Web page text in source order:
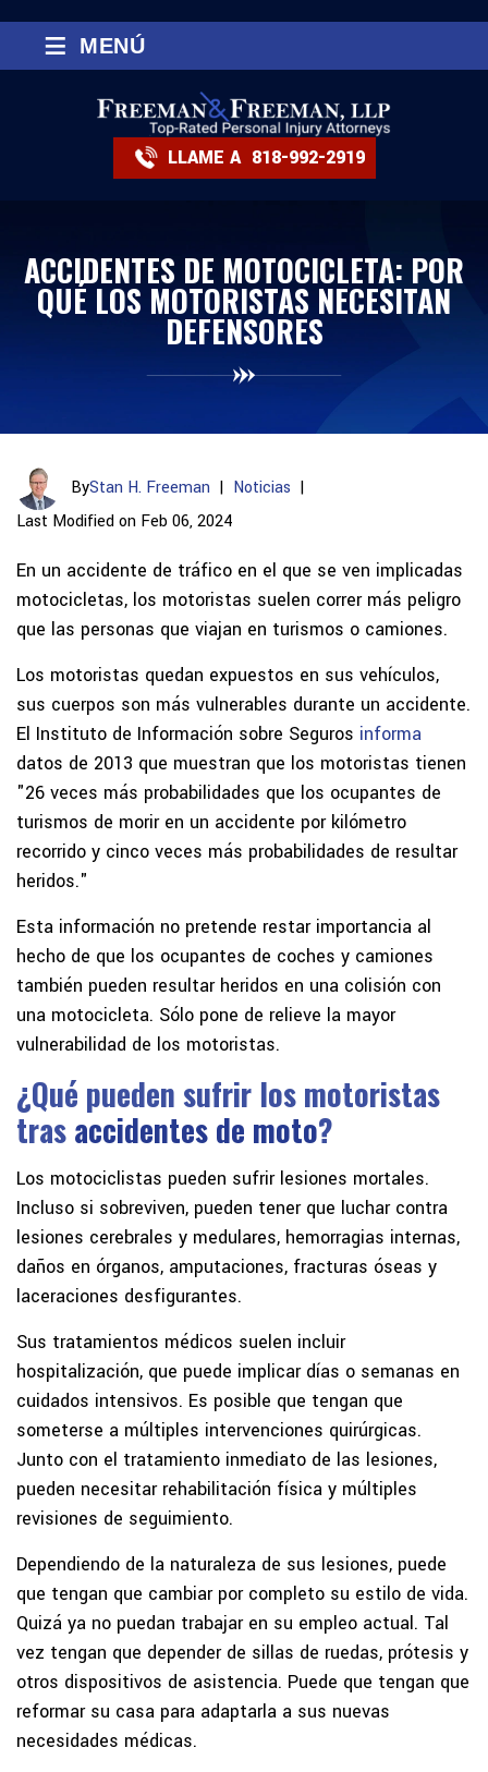
LLAME A 818-992-2919
≡ MENÚ
ACCIDENTES DE MOTOCICLETA: POR
QUÉ LOS MOTORISTAS NECESITAN
DEFENSORES
ByStan H. Freeman | Noticias |
Last Modified on Feb 06, 2024
En un accidente de tráfico en el que se ven implicadas
motocicletas, los motoristas suelen correr más peligro
que las personas que viajan en turismos o camiones.
Los motoristas quedan expuestos en sus vehículos,
sus cuerpos son más vulnerables durante un accidente.
El Instituto de Información sobre Seguros informa
datos de 2013 que muestran que los motoristas tienen
"26 veces más probabilidades que los ocupantes de
turismos de morir en un accidente por kilómetro
recorrido y cinco veces más probabilidades de resultar
heridos."
Esta información no pretende restar importancia al
hecho de que los ocupantes de coches y camiones
también pueden resultar heridos en una colisión con
una motocicleta. Sólo pone de relieve la mayor
vulnerabilidad de los motoristas.
¿Qué pueden sufrir los motoristas
trasaccidentes de moto?
Los motociclistas pueden sufrir lesiones mortales.
Incluso si sobreviven, pueden tener que luchar contra
lesiones cerebrales y medulares, hemorragias internas,
daños en órganos, amputaciones, fracturas óseas y
laceraciones desfigurantes.
Sus tratamientos médicos suelen incluir
hospitalización, que puede implicar días o semanas en
cuidados intensivos. Es posible que tengan que
someterse a múltiples intervenciones quirúrgicas.
Junto con el tratamiento inmediato de las lesiones,
pueden necesitar rehabilitación física y múltiples
revisiones de seguimiento.
Dependiendo de la naturaleza de sus lesiones, puede
que tengan que cambiar por completo su estilo de vida.
Quizá ya no puedan trabajar en su empleo actual. Tal
vez tengan que depender de sillas de ruedas, prótesis y
otros dispositivos de asistencia. Puede que tengan que
reformar su casa para adaptarla a sus nuevas
necesidades médicas.